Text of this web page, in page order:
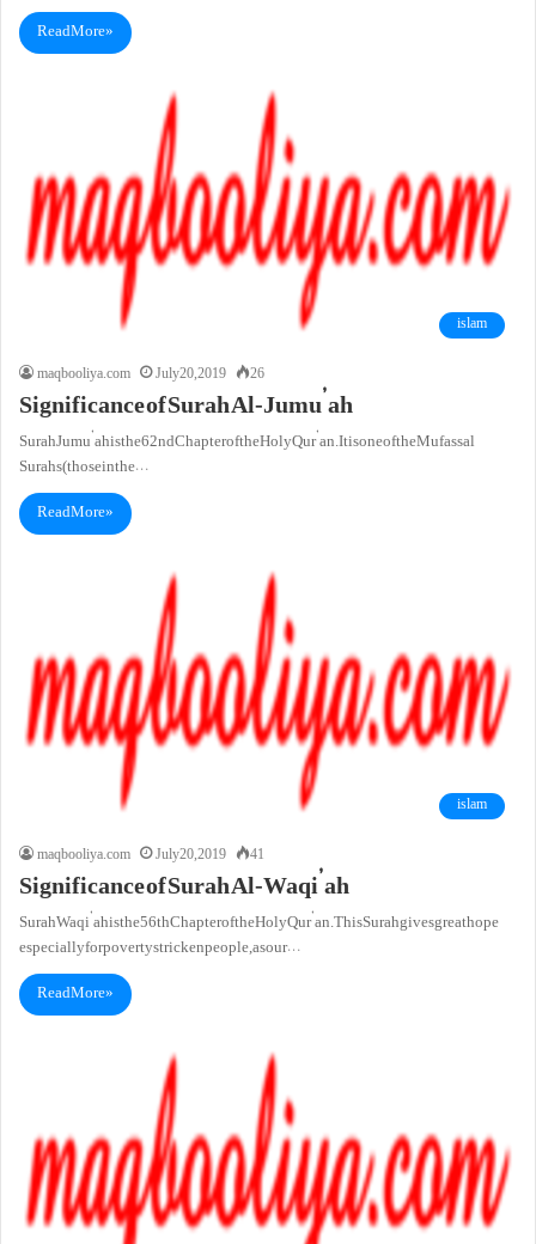
Read More »
islam
maqbooliya.com
July 20, 2019 26
Significance of Surah Al-Jumu’ah
Surah Jumu’ah is the 62nd Chapter of the Holy Qur’an. It is one of the Mufassal
Surahs (those in the…
Read More »
islam
maqbooliya.com
July 20, 2019 41
Significance of Surah Al-Waqi’ah
Surah Waqi’ah is the 56th Chapter of the Holy Qur’an.ThisSurah gives great hope
especially for poverty stricken people, as our…
Read More »